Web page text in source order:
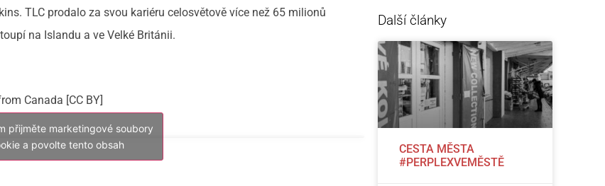
TLC prodalo za svou kariéru celosvětově více než 65 milionů
na Islandu a ve Velké Británii.
Canada [CC BY]
přijměte marketingové soubory
a povolte tento obsah
Další články
CESTA MĚSTA
#PERPLEXVEMĚSTĚ